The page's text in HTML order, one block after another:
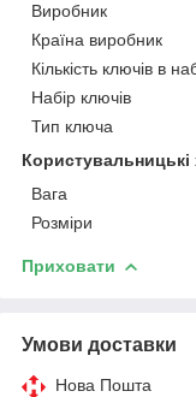
Виробник
Країна виробник
Кількість ключів в
Набір ключів
Тип ключа
Користувальницькі
Вага
Розміри
Приховати
Умови доставки
Нова Пошта